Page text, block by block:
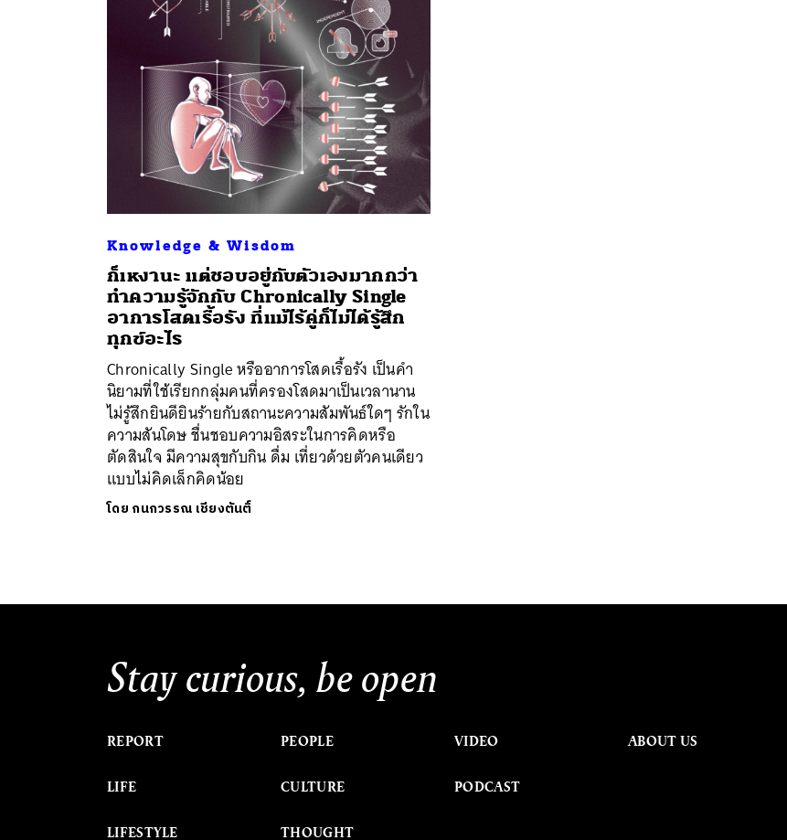
Knowledge & Wisdom
ก็เหงานะ แต่ชอบอยู่กับตัวเองมากกว่า
ทำความรู้จักกับ Chronically Single
อาการโสดเรื้อรัง ที่แม้ไร้คู่ก็ไม่ได้รู้สึก
ทุกข์อะไร
Chronically Single หรืออาการโสดเรื้อรัง เป็นคำ
นิยามที่ใช้เรียกกลุ่มคนที่ครองโสดมาเป็นเวลานาน
ไม่รู้สึกยินดียินร้ายกับสถานะความสัมพันธ์ใดๆ รักใน
ความสันโดษ ชื่นชอบความอิสระในการคิดหรือ
ตัดสินใจ มีความสุขกับกิน ดื่ม เที่ยวด้วยตัวคนเดียว
แบบไม่คิดเล็กคิดน้อย
โดย กนกวรรณ เชียงตันติ์
Stay curious, be open
REPORT
LIFE
LIFESTYLE
PEOPLE
CULTURE
THOUGHT
VIDEO
PODCAST
ABOUT US